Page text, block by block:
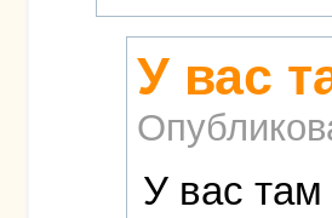
У вас
У вас